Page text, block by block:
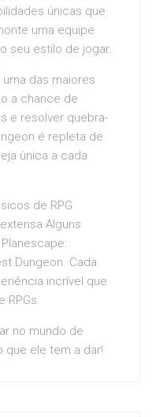
únicas que
uma equipe
seu estilo de jogar.
das maiores
a chance de
e resolver quebra-
é repleta de
única a cada
de RPG
Alguns
Dungeon. Cada
incrível que
RPGs.
no mundo de
que ele tem a dar!